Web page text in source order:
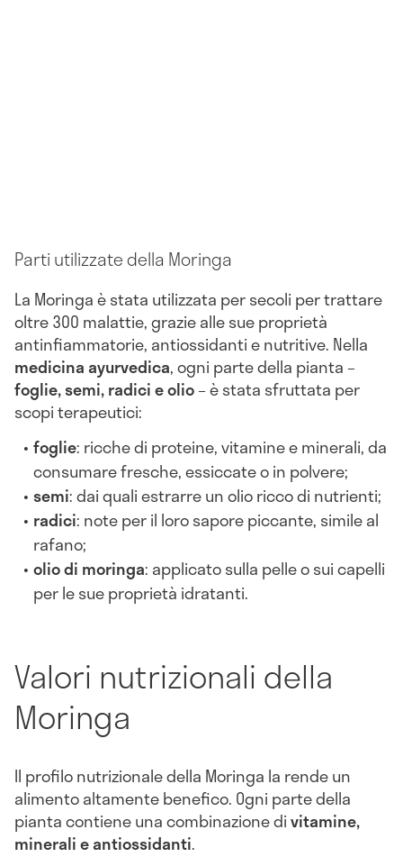
Parti utilizzate della Moringa
La Moringa è stata utilizzata per secoli per trattare
oltre 300 malattie, grazie alle sue proprietà
antinfiammatorie, antiossidanti e nutritive. Nella
medicina ayurvedica, ogni parte della pianta –
foglie, semi, radici e olio– è stata sfruttata per
scopi terapeutici:
foglie: ricche di proteine, vitamine e minerali, da
consumare fresche, essiccate o in polvere;
semi: dai quali estrarre un olio ricco di nutrienti;
radici: note per il loro sapore piccante, simile al
rafano;
olio di moringa: applicato sulla pelle o sui capelli
per le sue proprietà idratanti.
Valori nutrizionali della
Moringa
Il profilo nutrizionale della Moringa la rende un
alimento altamente benefico. Ogni parte della
pianta contiene una combinazione divitamine,
minerali e antiossidanti.